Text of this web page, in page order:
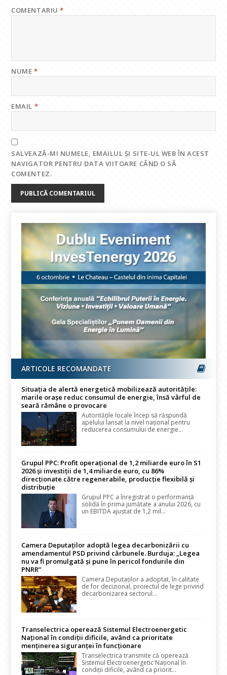
COMENTARIU*
NUME*
EMAIL *
SALVEAZĂ-MI NUMELE, EMAILUL ȘI SITE-UL WEB ÎN ACEST
NAVIGATOR PENTRU DATA VIITOARE CÂND O SĂ
COMENTEZ.
ARTICOLE RECOMANDATE
Situația de alertă energetică mobilizează autoritățile:
marile orașe reduc consumul de energie, însă vârful de
seară rămâne o provocare
Autoritățile locale încep să răspundă
apelului lansat la nivel național pentru
reducerea consumului de energie...
Grupul PPC: Profit operațional de 1,2 miliarde euro în S1
2026 și investiții de 1,4 miliarde euro, cu 86%
direcționate către regenerabile, producție flexibilă și
distribuție
Grupul PPC a înregistrat o performanță
solidă în prima jumătate a anului 2026, cu
un EBITDA ajustat de 1,2 mil...
Camera Deputaților adoptă legea decarbonizării cu
amendamentul PSD privind cărbunele. Burduja: „Legea
nu va fi promulgată și pune în pericol fondurile din
PNRR”
Camera Deputaților a adoptat, în calitate
de for decizional, proiectul de lege privind
decarbonizarea sectorul...
Transelectrica operează Sistemul Electroenergetic
Național în condiții dificile, având ca prioritate
menținerea siguranței în funcționare
Transelectrica transmite că operează
Sistemul Electroenergetic Național în
condiții dificile, având ca priorit...